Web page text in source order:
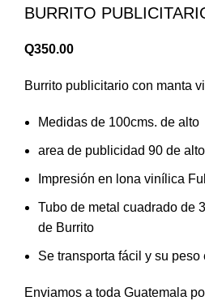
BURRITO
Q350.00
Burrito publicitario con manta
Medidas de 100cms. de
area de publicidad 90 de
Impresión en lona vinílica
Tubo de metal cuadrado de
de Burrito
Se transporta fácil y su peso
Enviamos a toda Guatemala